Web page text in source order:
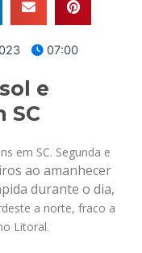
07:00
e
SC
em SC. Segunda e
ao amanhecer
durante o dia,
a norte, fraco a
Litoral.